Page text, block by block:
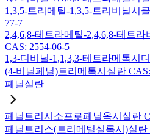
1,3,5-트리메틸-1,3,5-트리비닐시
77-7
2,4,6,8-테트라메틸-2,4,6,8-테트
CAS: 2554-06-5
1,3-디비닐-1,1,3,3-테트라메톡시
(4-비닐페닐)트리메톡시실란
페닐실란
페닐트리시소프로페닐옥시실란
페닐트리스(트리메틸실록시)실란